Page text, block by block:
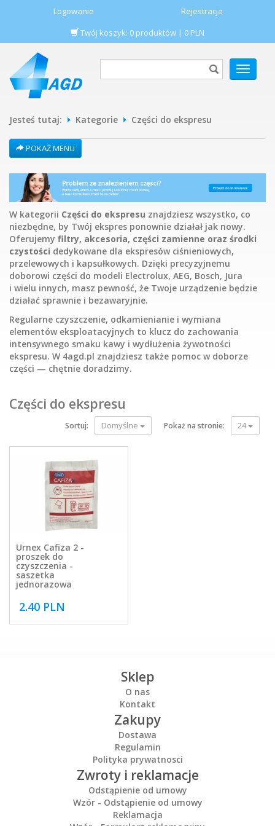
Logowanie
Rejestracja
Twój koszyk: 0 produktów | 0 PLN
POKAŻ
MENU
Jesteś tutaj: Kategorie Części do ekspresu
POKAŻ MENU
W kategorii Części do ekspresu znajdziesz wszystko, co
niezbędne, by Twój ekspres ponownie działał jak nowy.
Oferujemy filtry, akcesoria, części zamienne oraz środki
czystości dedykowane dla ekspresów ciśnieniowych,
przelewowych i kapsułkowych. Dzięki precyzyjnemu
doborowi części do modeli Electrolux, AEG, Bosch, Jura
i wielu innych, masz pewność, że Twoje urządzenie będzie
działać sprawnie i bezawaryjnie.
Regularne czyszczenie, odkamienianie i wymiana
elementów eksploatacyjnych to klucz do zachowania
intensywnego smaku kawy i wydłużenia żywotności
ekspresu. W 4agd.pl znajdziesz także pomoc w doborze
części — chętnie doradzimy.
Części do ekspresu
Sortuj: Domyślne Pokaż na stronie: 24
Urnex Cafiza 2 -
proszek do
czyszczenia -
saszetka
jednorazowa
2.40 PLN
Sklep
O nas
Kontakt
Zakupy
Dostawa
Regulamin
Polityka prywatnosci
Zwroty i reklamacje
Odstąpienie od umowy
Wzór - Odstąpienie od umowy
Reklamacja